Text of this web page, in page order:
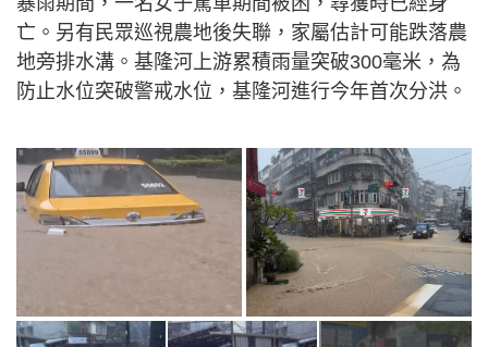
亡。另有民眾巡視農地後失聯，家屬估計可能跌落農
地旁排水溝。基隆河上游累積雨量突破300毫米，為
防止水位突破警戒水位，基隆河進行今年首次分洪。